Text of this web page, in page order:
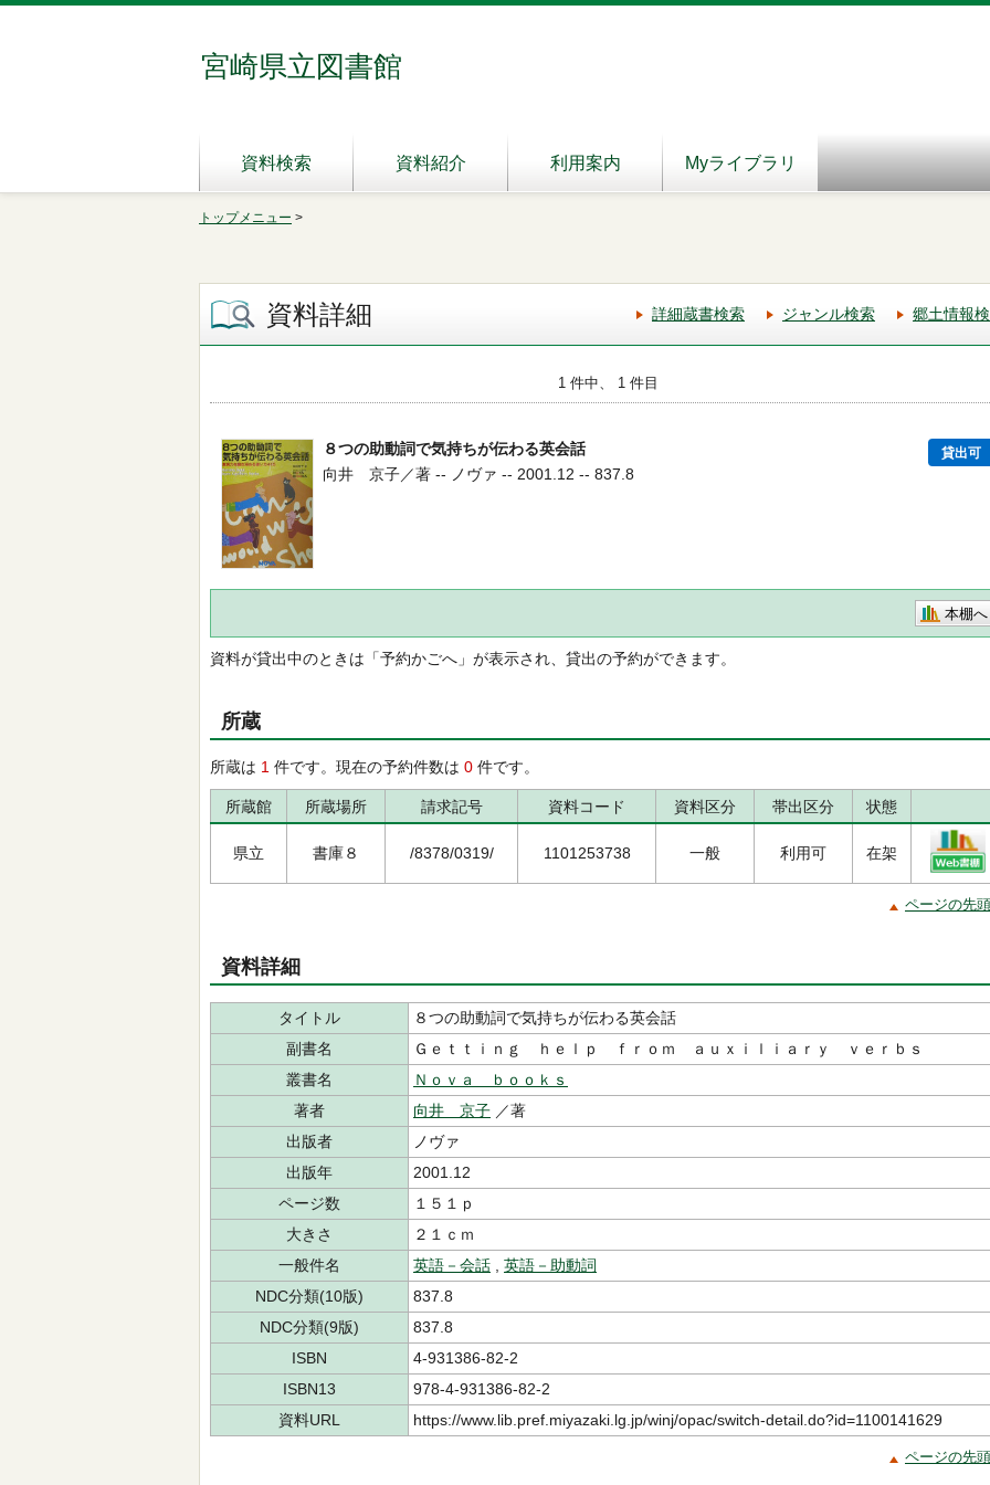
宮崎県立図書館
資料検索 資料紹介 利用案内 Myライブラリ
トップメニュー >
資料詳細 詳細蔵書検索 ジャンル検索 郷土情報
1 件中、 1 件目
８つの助動詞で気持ちが伝わる英会話 貸出可
向井 京子／著 -- ノヴァ -- 2001.12 -- 837.8
本棚へ
資料が貸出中のときは「予約かごへ」が表示され、貸出の予約ができます。
所蔵
所蔵は 1 件です。現在の予約件数は 0 件です。
所蔵館 所蔵場所 請求記号 資料コード 資料区分 帯出区分 状態
県立 書庫８ /8378/0319/ 1101253738 一般 利用可 在架
ページの先
資料詳細
タイトル
８つの助動詞で気持ちが伝わる英会話
副書名
Ｇｅｔｔｉｎｇ ｈｅｌｐ ｆｒｏｍ ａｕｘｉｌｉａｒｙ ｖｅｒｂｓ
叢書名
Ｎｏｖａ ｂｏｏｋｓ
著者
向井 京子 ／著
出版者
ノヴァ
出版年
2001.12
ページ数
１５１ｐ
大きさ
２１ｃｍ
一般件名
英語－会話
英語－助動詞
NDC分類(10版)
837.8
NDC分類(9版)
837.8
ISBN
4-931386-82-2
ISBN13
978-4-931386-82-2
資料URL
https://www.lib.pref.miyazaki.lg.jp/winj/opac/switch-detail.do?id=1100141629
ページの先